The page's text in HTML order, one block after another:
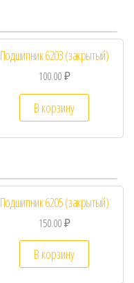
Подшипник 6203 (закрытый)
100.00₽
В корзину
Подшипник 6205 (закрытый)
150.00₽
В корзину